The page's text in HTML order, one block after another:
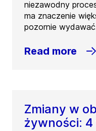
niezawodny
ma znaczenie
pozornie
Read more
Zmiany w
żywności: